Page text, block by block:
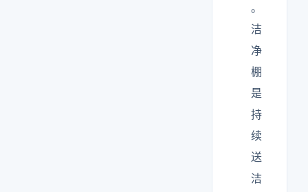
。
洁
净
棚
是
持
续
送
洁